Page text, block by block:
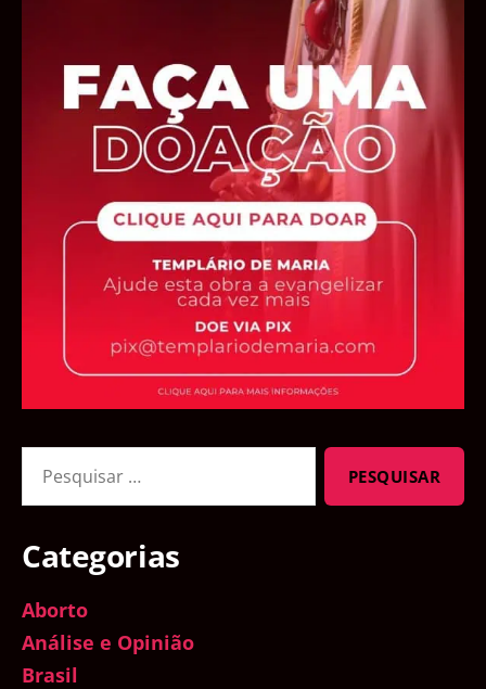
por:
Categorias
Aborto
Análise e Opinião
Brasil